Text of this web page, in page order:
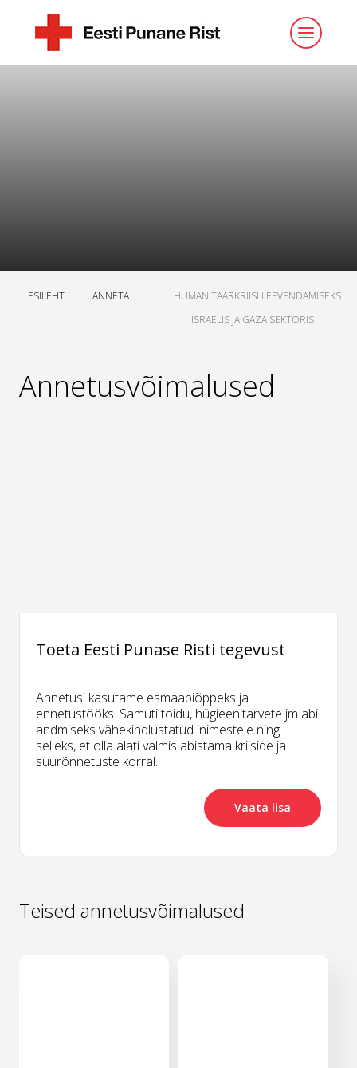
ESILEHT ANNETA
HUMANITAARKRIISI LEEVENDAMISEKS
IISRAELIS JA GAZA SEKTORIS
Annetusvõimalused
Toeta Eesti Punase Risti tegevust
Annetusi kasutame esmaabiõppeks ja
ennetustööks. Samuti toidu, hügieenitarvete jm abi
andmiseks vähekindlustatud inimestele ning
selleks, et olla alati valmis abistama kriiside ja
suurõnnetuste korral.
Vaata lisa
Teised annetusvõimalused